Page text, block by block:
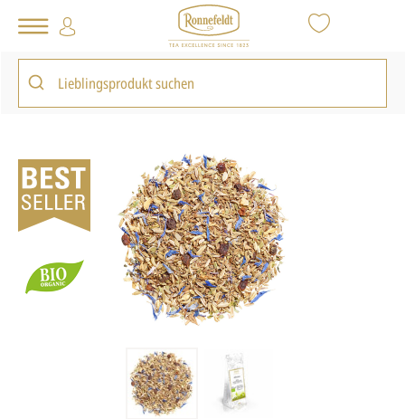
Tee Shop
Allwetter
zurück zur Startseite